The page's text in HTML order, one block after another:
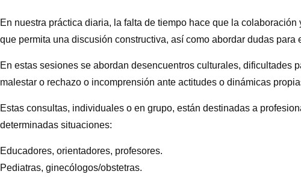
En nuestra práctica diaria, la falta de tiempo hace que la
que permita una discusión constructiva, así como abordar dudas
En estas sesiones se abordan desencuentros culturales, dificultades
malestar o rechazo o incomprensión ante actitudes o dinámicas
Estas consultas, individuales o en grupo, están destinadas a
determinadas situaciones:
Educadores, orientadores, profesores.
Pediatras, ginecólogos/obstetras.